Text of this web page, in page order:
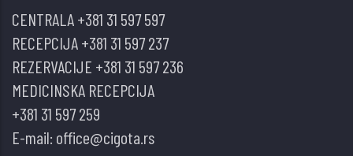
MASNOG
TKIVA,
NASTANAK
GOJAZNOSTI
DIJABETESA
CENTRALA+381 31 597 597
RECEPCIJA+381 31 597 237
REZERVACIJE +381 31 597 236
MEDICINSKA RECEPCIJA
+381 31 597 259
E-mail: office@cigota.rs